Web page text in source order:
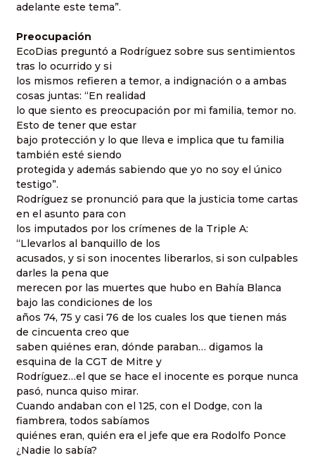
adelante este tema”.
Preocupación
EcoDias preguntó a Rodríguez sobre sus sentimientos
tras lo ocurrido y si
los mismos refieren a temor, a indignación o a ambas
cosas juntas: “En realidad
lo que siento es preocupación por mi familia, temor no.
Esto de tener que estar
bajo protección y lo que lleva e implica que tu familia
también esté siendo
protegida y además sabiendo que yo no soy el único
testigo”.
Rodríguez se pronunció para que la justicia tome cartas
en el asunto para con
los imputados por los crímenes de la Triple A:
“Llevarlos al banquillo de los
acusados, y si son inocentes liberarlos, si son culpables
darles la pena que
merecen por las muertes que hubo en Bahía Blanca
bajo las condiciones de los
años 74, 75 y casi 76 de los cuales los que tienen más
de cincuenta creo que
saben quiénes eran, dónde paraban… digamos la
esquina de la CGT de Mitre y
Rodríguez…el que se hace el inocente es porque nunca
pasó, nunca quiso mirar.
Cuando andaban con el 125, con el Dodge, con la
fiambrera, todos sabíamos
quiénes eran, quién era el jefe que era Rodolfo Ponce
¿Nadie lo sabía?